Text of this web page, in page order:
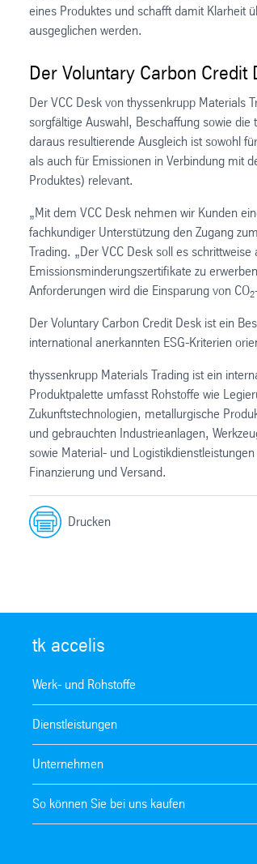
eines Produktes und schafft damit Klarheit
ausgeglichen werden.
Der Voluntary Carbon
Der VCC Desk von thyssenkrupp Materials
sorgfältige Auswahl, Beschaffung sowie
daraus resultierende Ausgleich ist sowohl
als auch für Emissionen in Verbindung mit
Produktes) relevant.
„Mit dem VCC Desk nehmen wir Kunden
fachkundiger Unterstützung den Zugang
Trading. „Der VCC Desk soll es
Emissionsminderungszertifikate zu
Anforderungen wird die Einsparung von CO2
Der Voluntary Carbon Credit Desk ist ein
international anerkannten ESG-Kriterien
thyssenkrupp Materials Trading ist ein
Produktpalette umfasst Rohstoffe wie
Zukunftstechnologien, metallurgische
und gebrauchten Industrieanlagen,
sowie Material- und
Finanzierung und Versand.
Drucken
tk accelis
Werk- und Rohstoffe
Dienstleistungen
Unternehmen
So können Sie bei uns kaufen